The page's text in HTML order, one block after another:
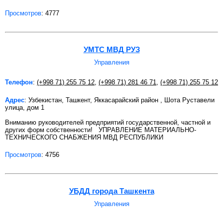
Просмотров: 4777
УМТС МВД РУЗ
Управления
Телефон: (+998 71) 255 75 12 (+998 71) 281 46 71 (+998 71) 255 75 12
Адрес: Узбекистан, Ташкент, Яккасарайский район , Шота Руставели
улица, дом 1
Вниманию руководителей предприятий государственной, частной и
других форм собственности! УПРАВЛЕНИЕ МАТЕРИАЛЬНО-
ТЕХНИЧЕСКОГО СНАБЖЕНИЯ МВД РЕСПУБЛИКИ
Просмотров: 4756
УБДД города Ташкента
Управления